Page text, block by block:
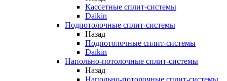
Кассетные сплит-системы
Daikin
Подпотолочные сплит-системы
Назад
Подпотолочные сплит-системы
Daikin
Напольно-потолочные сплит-системы
Назад
Напольно-потолочные сплит-системы